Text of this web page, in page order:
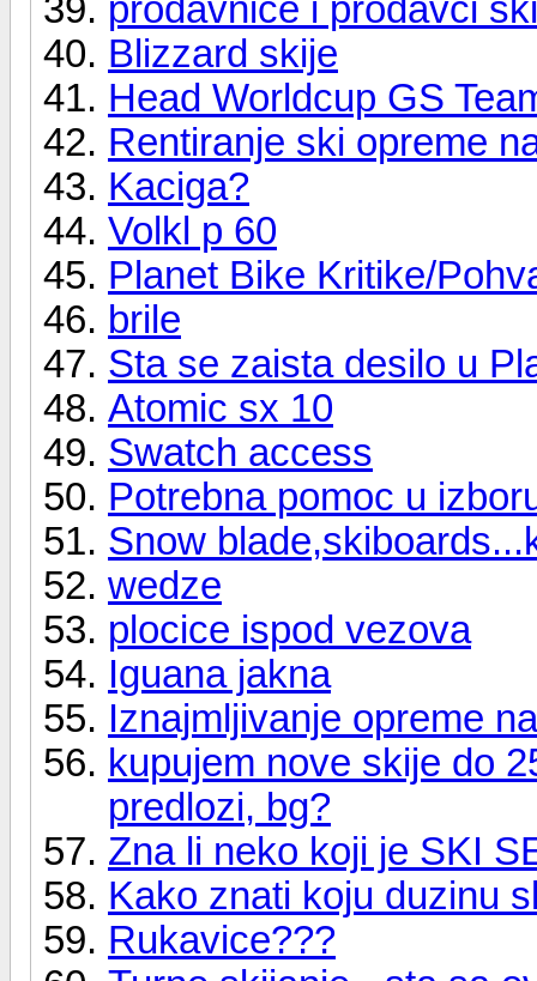
prodavnice i prodavci
Blizzard skije
Head Worldcup GS
Rentiranje ski opreme
Kaciga?
Volkl p 60
Planet Bike Kritike/
brile
Sta se zaista desilo u
Atomic sx 10
Swatch access
Potrebna pomoc u
Snow
wedze
plocice ispod vezova
Iguana jakna
Iznajmljivanje opreme
kupujem nove skije do
predlozi, bg?
Zna li neko koji je SKI
Kako znati koju duzinu
Rukavice???